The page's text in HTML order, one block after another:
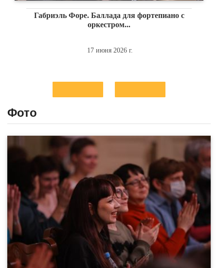
Габриэль Форе. Баллада для фортепиано с
оркестром...
17 июня 2026 г.
Фото